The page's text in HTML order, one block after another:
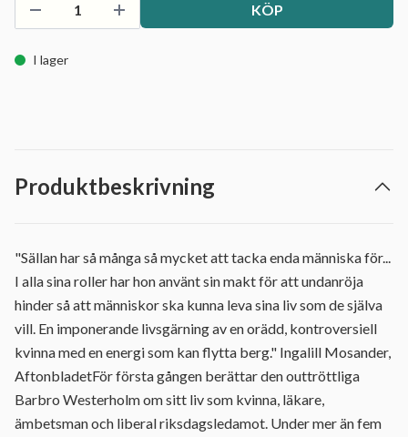
KÖP
I lager
Produktbeskrivning
"Sällan har så många så mycket att tacka enda människa för...
I alla sina roller har hon använt sin makt för att undanröja
hinder så att människor ska kunna leva sina liv som de själva
vill. En imponerande livsgärning av en orädd, kontroversiell
kvinna med en energi som kan flytta berg." Ingalill Mosander,
AftonbladetFör första gången berättar den outtröttliga
Barbro Westerholm om sitt liv som kvinna, läkare,
ämbetsman och liberal riksdagsledamot. Under mer än fem